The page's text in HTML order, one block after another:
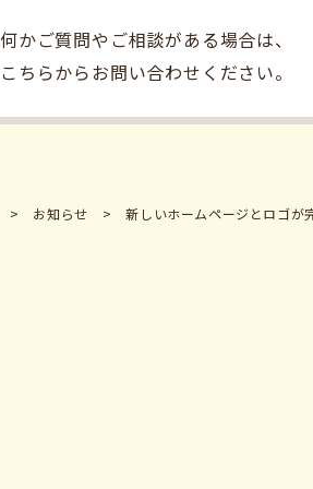
何かご質問やご相談がある場合は、
こちらからお問い合わせください。
お知らせ 新しいホームページとロゴが